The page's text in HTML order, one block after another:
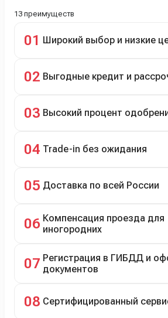
13 преимуществ
01 Широкий выбор и низкие
подержанные авто.
02 Выгодные кредит и
рассрочка 0% на 2 года при
03 Высокий процент
04 Trade-in без ожидания
05 Доставка по всей России
06 Компенсация проезда для
иногородних
07 Регистрация в ГИБДД и
документов
08 Сертифицированный